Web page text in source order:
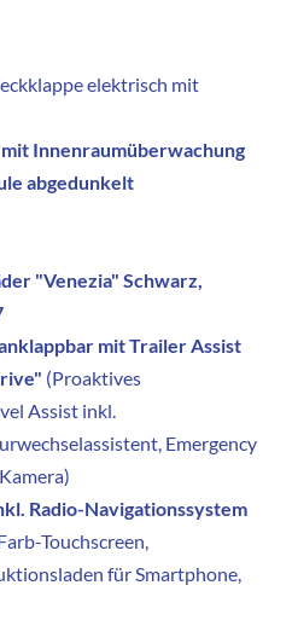
elektrisch mit
Innenraumüberwachung
abgedunkelt
"Venezia" Schwarz,
mit Trailer Assist
(Proaktives
Assist inkl.
Emergency
Radio-Navigationssystem
Touchscreen,
für Smartphone,